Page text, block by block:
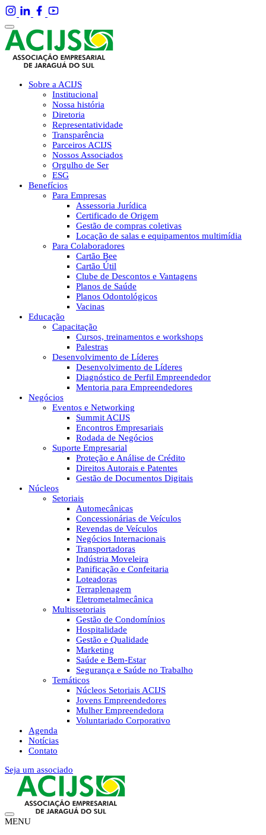
Sobre a ACIJS
Institucional
Nossa história
Diretoria
Representatividade
Transparência
Parceiros ACIJS
Nossos Associados
Orgulho de Ser
ESG
Benefícios
Para Empresas
Assessoria Jurídica
Certificado de Origem
Gestão de compras coletivas
Locação de salas e equipamentos multimídia
Para Colaboradores
Cartão Bee
Cartão Útil
Clube de Descontos e Vantagens
Planos de Saúde
Planos Odontológicos
Vacinas
Educação
Capacitação
Cursos, treinamentos e workshops
Palestras
Desenvolvimento de Líderes
Desenvolvimento de Líderes
Diagnóstico de Perfil Empreendedor
Mentoria para Empreendedores
Negócios
Eventos e Networking
Summit ACIJS
Encontros Empresariais
Rodada de Negócios
Suporte Empresarial
Proteção e Análise de Crédito
Direitos Autorais e Patentes
Gestão de Documentos Digitais
Núcleos
Setoriais
Automecânicas
Concessionárias de Veículos
Revendas de Veículos
Negócios Internacionais
Transportadoras
Indústria Moveleira
Panificação e Confeitaria
Loteadoras
Terraplenagem
Eletrometalmecânica
Multissetoriais
Gestão de Condomínios
Hospitalidade
Gestão e Qualidade
Marketing
Saúde e Bem-Estar
Segurança e Saúde no Trabalho
Temáticos
Núcleos Setoriais ACIJS
Jovens Empreendedores
Mulher Empreendedora
Voluntariado Corporativo
Agenda
Notícias
Contato
Seja um associado
MENU